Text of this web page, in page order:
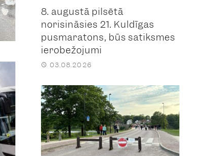
8. augustā pilsētā
norisināsies 21. Kuldīgas
pusmaratons, būs satiksmes
ierobežojumi
03.08.2026